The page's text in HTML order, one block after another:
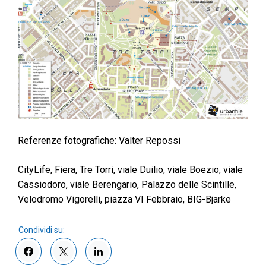
Referenze fotografiche: Valter Repossi
CityLife, Fiera, Tre Torri, viale Duilio, viale Boezio, viale
Cassiodoro, viale Berengario, Palazzo delle Scintille,
Velodromo Vigorelli, piazza VI Febbraio, BIG-Bjarke